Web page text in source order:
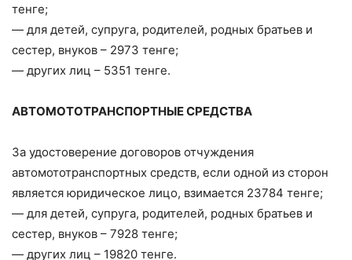
тенге;
— для детей, супруга, родителей, родных братьев и
сестер, внуков – 2973 тенге;
— других лиц – 5351 тенге.
АВТОМОТОТРАНСПОРТНЫЕ СРЕДСТВА
За удостоверение договоров отчуждения
автомототранспортных средств, если одной из сторон
является юридическое лицо, взимается 23784 тенге;
— для детей, супруга, родителей, родных братьев и
сестер, внуков – 7928 тенге;
— других лиц – 19820 тенге.